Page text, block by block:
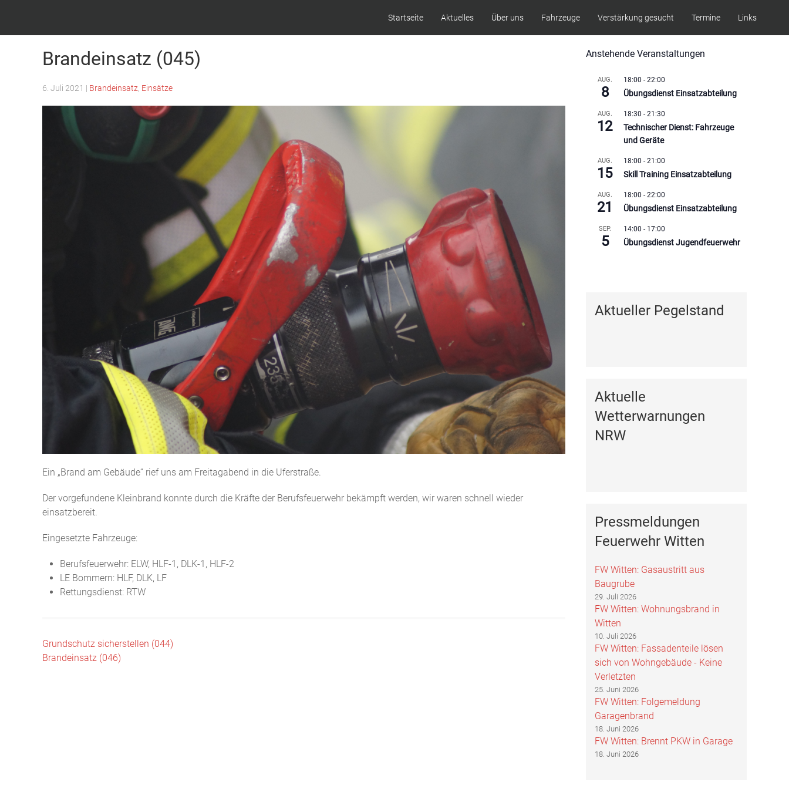
Startseite Aktuelles Über uns Fahrzeuge Verstärkung gesucht Termine Links
Brandeinsatz (045)
6. Juli 2021 | Brandeinsatz Einsätze
Ein „Brand am Gebäude“ rief uns am Freitagabend in die Uferstraße.
Der vorgefundene Kleinbrand konnte durch die Kräfte der Berufsfeuerwehr bekämpft werden, wir waren schnell wieder
einsatzbereit.
Eingesetzte Fahrzeuge:
Berufsfeuerwehr: ELW, HLF-1, DLK-1, HLF-2
LE Bommern: HLF, DLK, LF
Rettungsdienst: RTW
Beitragsnavigation
Grundschutz sicherstellen (044)
Brandeinsatz (046)
Anstehende Veranstaltungen
AUG.
8
18:00 -22:00
Übungsdienst Einsatzabteilung
AUG.
12
18:30 -21:30
Technischer Dienst: Fahrzeuge
und Geräte
AUG.
15
18:00 -21:00
Skill Training Einsatzabteilung
AUG.
21
18:00 -22:00
Übungsdienst Einsatzabteilung
SEP.
5
14:00 - 17:00
Übungsdienst Jugendfeuerwehr
Aktueller Pegelstand
Aktuelle
Wetterwarnungen
NRW
Pressmeldungen
Feuerwehr Witten
FW Witten: Gasaustritt aus
Baugrube
29. Juli 2026
FW Witten: Wohnungsbrand in
Witten
10. Juli 2026
FW Witten: Fassadenteile lösen
sich von Wohngebäude - Keine
Verletzten
25. Juni 2026
FW Witten: Folgemeldung
Garagenbrand
18. Juni 2026
FW Witten: Brennt PKW in Garage
18. Juni 2026